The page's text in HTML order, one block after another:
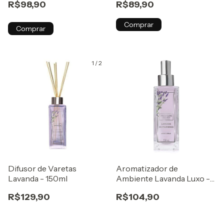
R$98,90
Comprar
R$89,90
Comprar
1 /2
Difusor de Varetas
Lavanda - 150ml
R$129,90
Aromatizador de
Ambiente Lavanda Luxo -
R$104,90